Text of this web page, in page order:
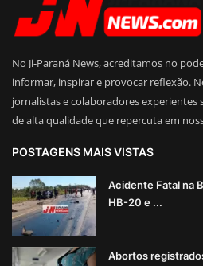
No Ji-Paraná News, acreditamos no
informar, inspirar e provocar reflexão.
jornalistas e colaboradores experientes
de alta qualidade que repercuta em
POSTAGENS MAIS VISTAS
Acidente Fatal na
HB-20 e ...
Abortos